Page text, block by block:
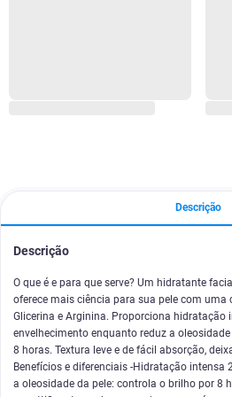
Descrição
Descrição
O que é e para que serve? Um hidratante
oferece mais ciência para sua pele com uma
Glicerina e Arginina. Proporciona hidratação
envelhecimento enquanto reduz a
8 horas. Textura leve e de fácil absorção,
Benefícios e diferenciais -Hidratação intensa
a oleosidade da pele: controla o brilho por 8